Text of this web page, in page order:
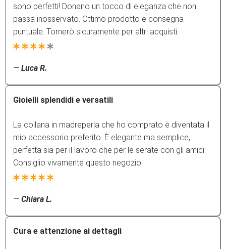
sono perfetti! Donano un tocco di eleganza che non
passa inosservato. Ottimo prodotto e consegna
puntuale. Tornerò sicuramente per altri acquisti.
— Luca R.
Gioielli splendidi e versatili
La collana in madreperla che ho comprato è diventata il
mio accessorio preferito. È elegante ma semplice,
perfetta sia per il lavoro che per le serate con gli amici.
Consiglio vivamente questo negozio!
— Chiara L.
Cura e attenzione ai dettagli